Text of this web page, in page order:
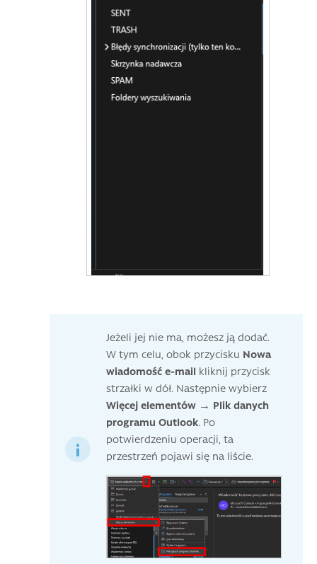
Jeżeli jej nie ma, możesz ją dodać.
W tym celu, obok przycisku Nowa
wiadomość e-mail kliknij przycisk
strzałki w dół. Następnie wybierz
Więcej elementów → Plik danych
programu Outlook. Po
potwierdzeniu operacji, ta
przestrzeń pojawi się na liście.